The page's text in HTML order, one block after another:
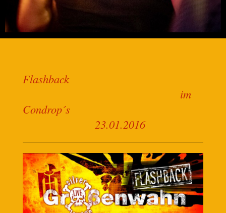
Flashback
im
Condrop´s
23.01.2016